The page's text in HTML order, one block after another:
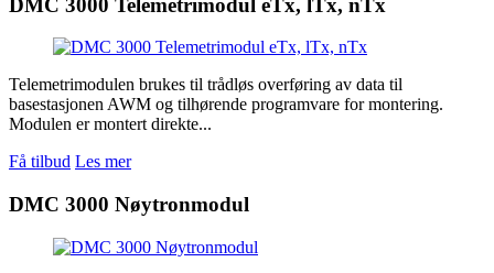
DMC 3000 Telemetrimodul eTx, lTx, nTx
Telemetrimodulen brukes til trådløs overføring av data til
basestasjonen AWM og tilhørende programvare for montering.
Modulen er montert direkte...
Få tilbud Les mer
DMC 3000 Nøytronmodul